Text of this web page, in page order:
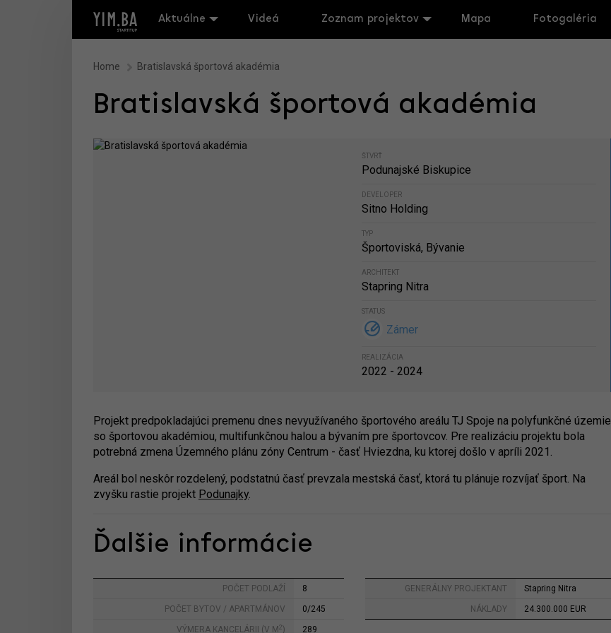
Aktuálne Videá Zoznam projektov Mapa Fotogaléria
Home Bratislavská športová akadémia
Bratislavská športová akadémia
ŠTVRŤ
Podunajské Biskupice
DEVELOPER
Sitno Holding
TYP
Športoviská, Bývanie
ARCHITEKT
Stapring Nitra
STATUS
Zámer
REALIZÁCIA
2022 - 2024
Projekt predpokladajúci premenu dnes nevyužívaného športového areálu TJ Spoje na polyfunkčné územie
so športovou akadémiou, multifunkčnou halou a bývaním pre športovcov. Pre realizáciu projektu bola
potrebná zmena Územného plánu zóny Centrum - časť Hviezdna, ku ktorej došlo v apríli 2021.
Areál bol neskôr rozdelený, podstatnú časť prevzala mestská časť, ktorá tu plánuje rozvíjať šport. Na
zvyšku rastie projekt Podunajky.
Ďalšie informácie
POČET PODLAŽÍ 8
POČET BYTOV / APARTMÁNOV 0/245
VÝMERA KANCELÁRII (V M 2 ) 289
GENERÁLNY PROJEKTANT Stapring Nitra
NÁKLADY 24.300.000 EUR